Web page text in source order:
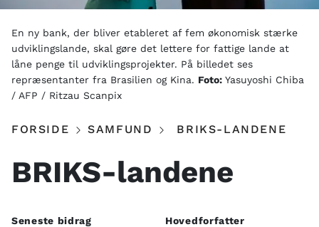
En ny bank, der bliver etableret af fem økonomisk stærke
udviklingslande, skal gøre det lettere for fattige lande at
låne penge til udviklingsprojekter. På billedet ses
repræsentanter fra Brasilien og Kina. Foto: Yasuyoshi Chiba
/ AFP / Ritzau Scanpix
FORSIDE SAMFUND BRIKS-LANDENE
BRIKS-landene
Seneste bidrag
Hovedforfatter